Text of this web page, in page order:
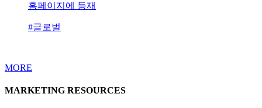
홈페이지에 등재
#글로벌
MORE
MARKETING RESOURCES